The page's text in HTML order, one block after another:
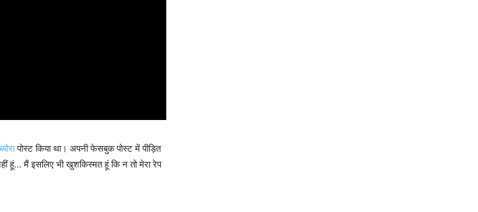
पोस्ट किया था। अपनी फेसबुक पोस्ट में पीड़ित
हूं… मैं इसलिए भी खुशकिस्मत हूं कि न तो मेरा रेप